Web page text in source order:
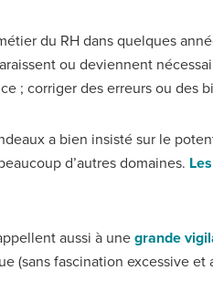
du RH dans quelques
ou deviennent
; corriger des erreurs ou des
a bien insisté sur le
d’autres domaines.
aussi à unegrande
(sans fascination excessive et